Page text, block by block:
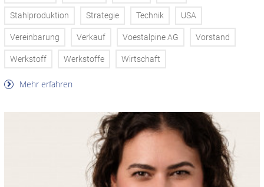
Stahlproduktion Strategie Technik USA
Vereinbarung Verkauf Voestalpine AG Vorstand
Werkstoff Werkstoffe Wirtschaft
Mehr erfahren